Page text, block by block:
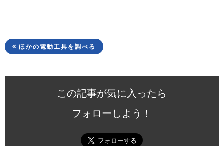
ほかの電動工具を調べる
この記事が気に入ったら
フォローしよう！